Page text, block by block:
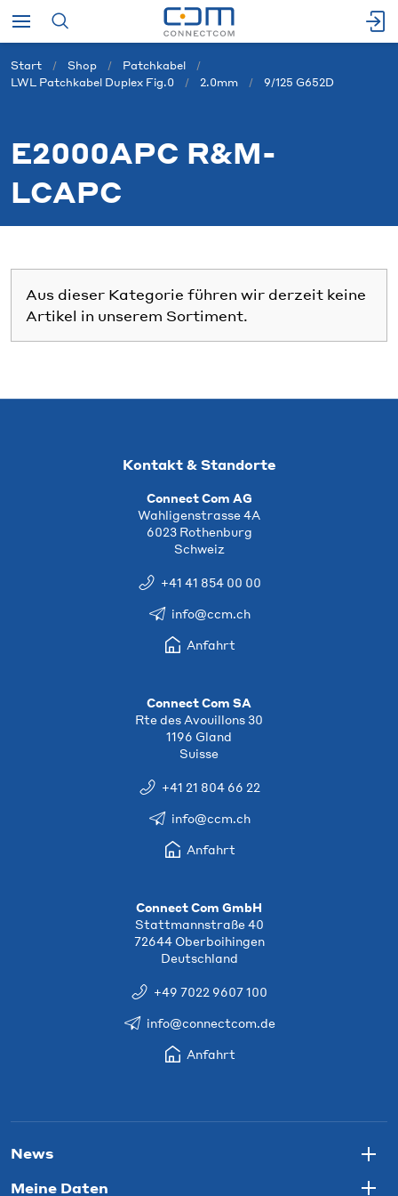
Start Shop
Patchkabel
LWL Patchkabel Duplex Fig.0
2.0mm 9/125 G652D
E2000APC R&M-
LCAPC
Aus dieser Kategorie führen wir derzeit keine
Artikel in unserem Sortiment.
Kontakt & Standorte
Connect Com AG
Wahligenstrasse 4A
6023 Rothenburg
Schweiz
+41 41 854 00 00
info@ccm.ch
Anfahrt
Connect Com SA
Rte des Avouillons 30
1196 Gland
Suisse
+41 21 804 66 22
info@ccm.ch
Anfahrt
Connect Com GmbH
Stattmannstraße 40
72644 Oberboihingen
Deutschland
+49 7022 9607 100
info@connectcom.de
Anfahrt
News
Meine Daten